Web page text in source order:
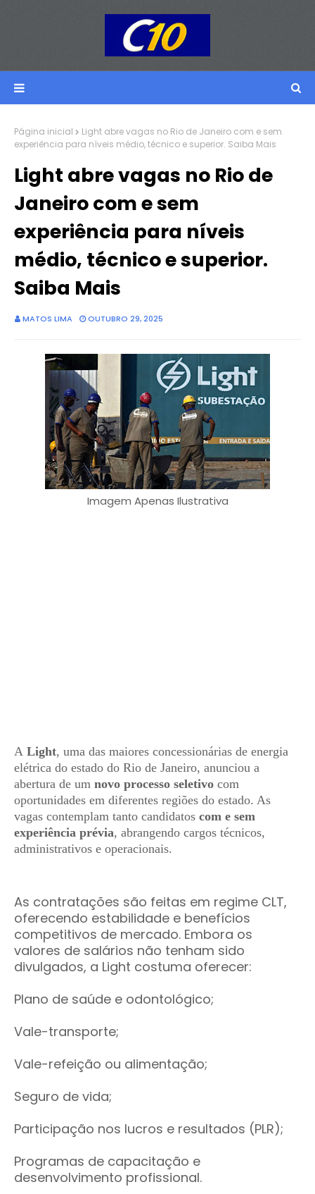
Página inicial
Light abre vagas no Rio de Janeiro com e sem
experiência para níveis médio, técnico e superior. Saiba Mais
Light abre vagas no Rio de
Janeiro com e sem
experiência para níveis
médio, técnico e superior.
Saiba Mais
MATOS LIMA OUTUBRO 29, 2025
Imagem Apenas Ilustrativa
A Light, uma das maiores concessionárias de energia
elétrica do estado do Rio de Janeiro, anunciou a
abertura de um novo processo seletivo com
oportunidades em diferentes regiões do estado. As
vagas contemplam tanto candidatos com e sem
experiência prévia, abrangendo cargos técnicos,
administrativos e operacionais.
As contratações são feitas em regime CLT,
oferecendo estabilidade e benefícios
competitivos de mercado. Embora os
valores de salários não tenham sido
divulgados, a Light costuma oferecer:
Plano de saúde e odontológico;
Vale-transporte;
Vale-refeição ou alimentação;
Seguro de vida;
Participação nos lucros e resultados (PLR);
Programas de capacitação e
desenvolvimento profissional.